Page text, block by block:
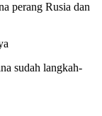
perang Rusia dan
sudah langkah-